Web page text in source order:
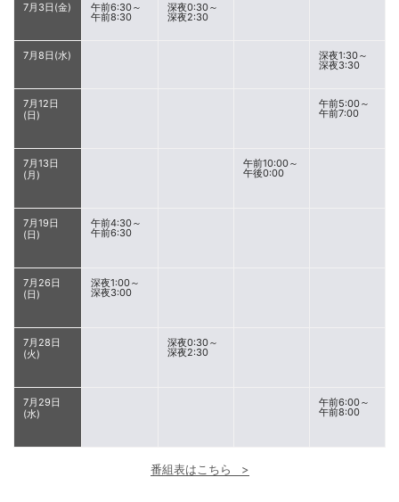
7月3日(金) 午前6:30～
午前8:30
深夜0:30～
深夜2:30
7月8日(水) 深夜1:30～
深夜3:30
7月12日
(日)
午前5:00～
午前7:00
7月13日
(月)
午前10:00～
午後0:00
7月19日
(日)
午前4:30～
午前6:30
7月26日
(日)
深夜1:00～
深夜3:00
7月28日
(火)
深夜0:30～
深夜2:30
7月29日
(水)
午前6:00～
午前8:00
番組表はこちら